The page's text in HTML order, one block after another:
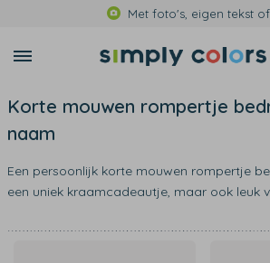
Met foto's, eigen tekst
Korte mouwen rompertje
naam
Een persoonlijk korte mouwen rompertje
een uniek kraamcadeautje, maar ook leuk